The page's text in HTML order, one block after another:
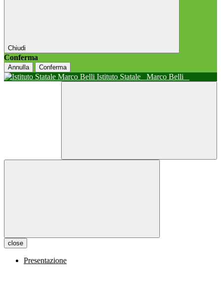
Chiudi
Conferma
Annulla Conferma
Istituto Statale Marco Belli
close
Presentazione